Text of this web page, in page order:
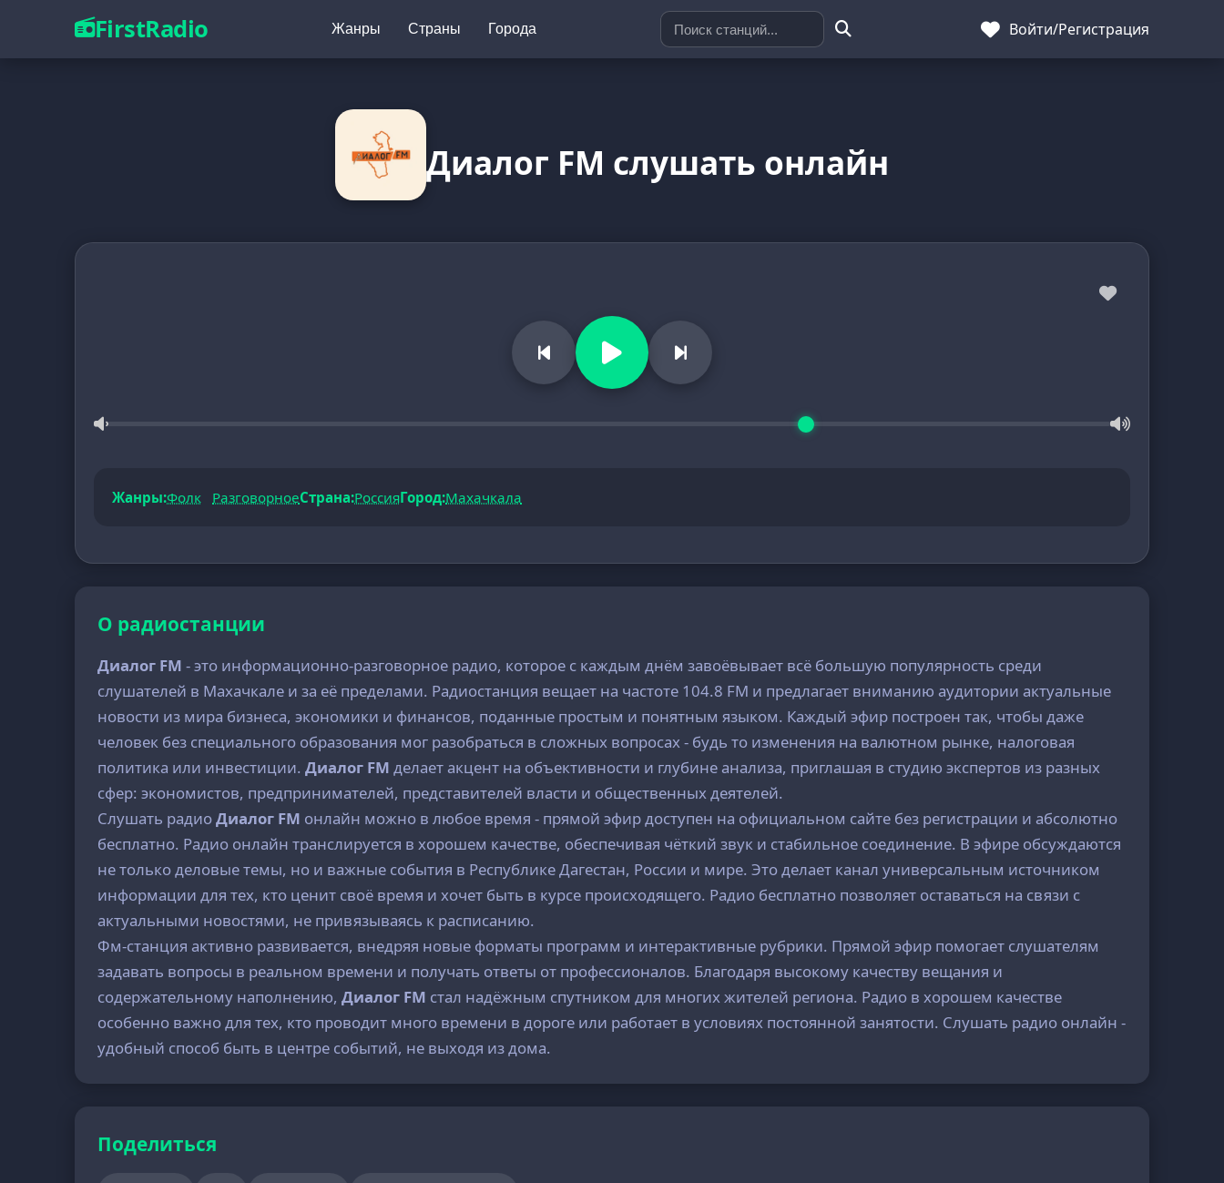
FirstRadio Жанры Страны Города Войти/Регистрация
Диалог FM слушать онлайн
Жанры:Фолк РазговорноеСтрана:РоссияГород:Махачкала
О радиостанции
Диалог FM - это информационно-разговорное радио, которое с каждым днём завоёвывает всё большую популярность среди
слушателей в Махачкале и за её пределами. Радиостанция вещает на частоте 104.8 FM и предлагает вниманию аудитории актуальные
новости из мира бизнеса, экономики и финансов, поданные простым и понятным языком. Каждый эфир построен так, чтобы даже
человек без специального образования мог разобраться в сложных вопросах - будь то изменения на валютном рынке, налоговая
политика или инвестиции.Диалог FM делает акцент на объективности и глубине анализа, приглашая в студию экспертов из разных
сфер: экономистов, предпринимателей, представителей власти и общественных деятелей.
Слушать радиоДиалог FM онлайн можно в любое время - прямой эфир доступен на официальном сайте без регистрации и абсолютно
бесплатно. Радио онлайн транслируется в хорошем качестве, обеспечивая чёткий звук и стабильное соединение. В эфире обсуждаются
не только деловые темы, но и важные события в Республике Дагестан, России и мире. Это делает канал универсальным источником
информации для тех, кто ценит своё время и хочет быть в курсе происходящего. Радио бесплатно позволяет оставаться на связи с
актуальными новостями, не привязываясь к расписанию.
Фм-станция активно развивается, внедряя новые форматы программ и интерактивные рубрики. Прямой эфир помогает слушателям
задавать вопросы в реальном времени и получать ответы от профессионалов. Благодаря высокому качеству вещания и
содержательному наполнению,Диалог FM стал надёжным спутником для многих жителей региона. Радио в хорошем качестве
особенно важно для тех, кто проводит много времени в дороге или работает в условиях постоянной занятости. Слушать радио онлайн -
удобный способ быть в центре событий, не выходя из дома.
Поделиться